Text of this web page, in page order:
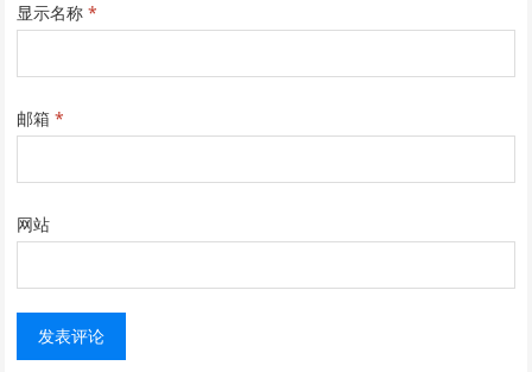
显示名称*
邮箱*
网站